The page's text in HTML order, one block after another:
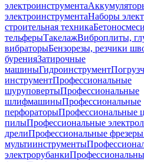
электроинструмента
электроинструментаНаборы
строительная техника
тельферыТакелажВиброплиты,
вибраторыБензорезы, резчики
буренияЗатирочные
машиныГидроинструмент
инструментПрофессиональные
шуруповертыПрофессиональные
шлифмашиныПрофессиональные
перфораторыПрофессиональные
пилыПрофессиональные
дрелиПрофессиональные фрезеры
мультиинструменты
электрорубанки